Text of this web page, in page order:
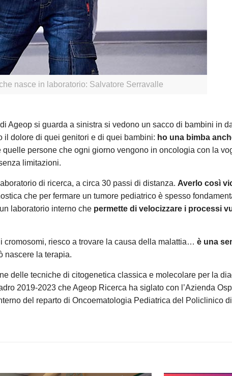
nasce in laboratorio: Salvatore Serravalle
Ageop si guarda a sinistra si vedono un sacco di bambini in
il dolore di quei genitori e di quei bambini: ho una bimba
persone che ogni giorno vengono in oncologia con la
limitazioni.
di ricerca, a circa 30 passi di distanza. Averlo così
che per fermare un tumore pediatrico è spesso
laboratorio interno che permette di velocizzare i processi
cromosomi, riesco a trovare la causa della malattia…è una
nascere la terapia.
delle tecniche di citogenetica classica e molecolare per la
2019-2023 che Ageop Ricerca ha siglato con l’Azienda
del reparto di Oncoematologia Pediatrica del Policlinico di